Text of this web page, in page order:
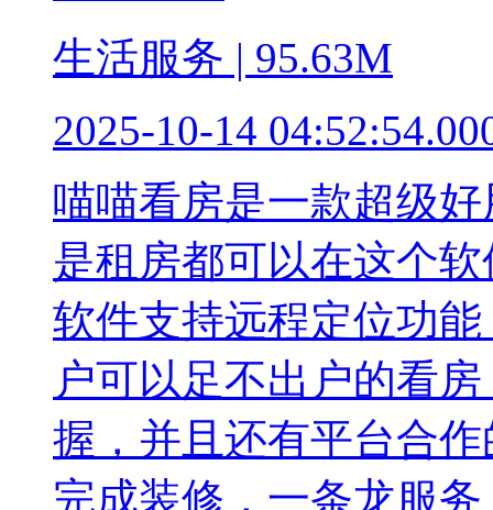
生活服务 | 95.63M
2025-10-14
喵喵看房是一款超级
是租房都可以在这个
软件支持远程定位功
户可以足不出户的看
握，并且还有平台合
完成装修，一条龙服